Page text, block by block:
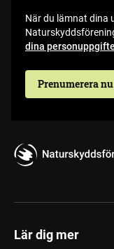
När du lämnat dina
dina
Prenumerera nu
Lär dig mer